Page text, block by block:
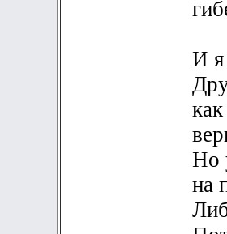
И я
Но
на